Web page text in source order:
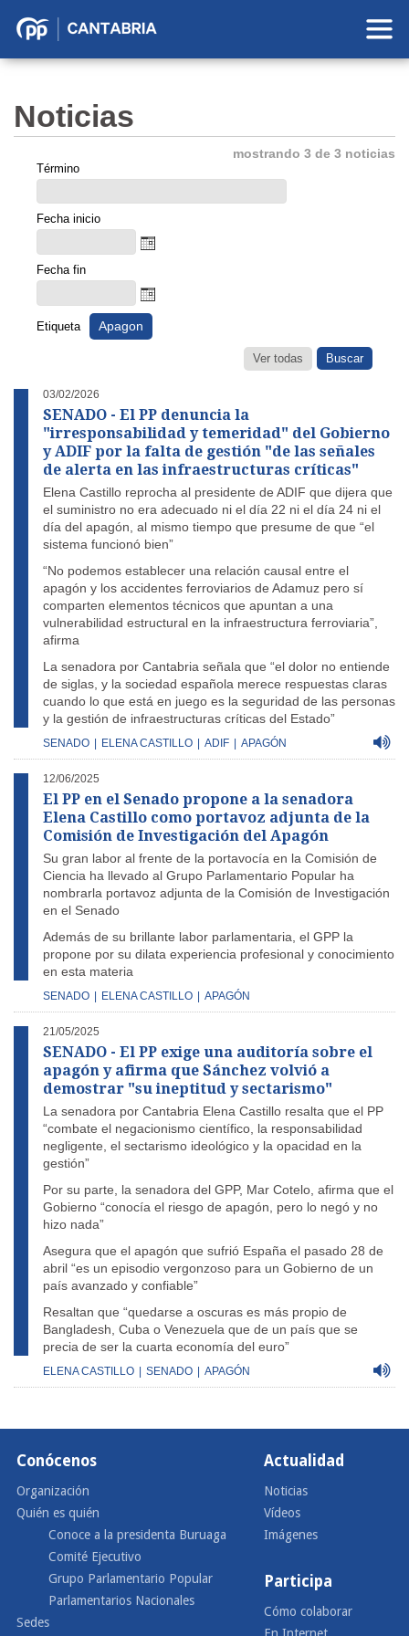
Partido
Cantabria
Noticias
mostrando 3 de 3 noticias
Término
Fecha inicio
Fecha fin
Etiqueta Apagon
Ver todas
03/02/2026
SENADO - El PP denuncia la
"irresponsabilidad y temeridad" del Gobierno
y ADIF por la falta de gestión "de las señales
de alerta en las infraestructuras críticas"
Elena Castillo reprocha al presidente de ADIF que dijera que
el suministro no era adecuado ni el día 22 ni el día 24 ni el
día del apagón, al mismo tiempo que presume de que “el
sistema funcionó bien”
“No podemos establecer una relación causal entre el
apagón y los accidentes ferroviarios de Adamuz pero sí
comparten elementos técnicos que apuntan a una
vulnerabilidad estructural en la infraestructura ferroviaria”,
afirma
La senadora por Cantabria señala que “el dolor no entiende
de siglas, y la sociedad española merece respuestas claras
cuando lo que está en juego es la seguridad de las personas
y la gestión de infraestructuras críticas del Estado”
SENADO ELENA CASTILLO ADIF APAGÓN
12/06/2025
El PP en el Senado propone a la senadora
Elena Castillo como portavoz adjunta de la
Comisión de Investigación del Apagón
Su gran labor al frente de la portavocía en la Comisión de
Ciencia ha llevado al Grupo Parlamentario Popular ha
nombrarla portavoz adjunta de la Comisión de Investigación
en el Senado
Además de su brillante labor parlamentaria, el GPP la
propone por su dilata experiencia profesional y conocimiento
en esta materia
SENADO ELENA CASTILLO APAGÓN
21/05/2025
SENADO - El PP exige una auditoría sobre el
apagón y afirma que Sánchez volvió a
demostrar "su ineptitud y sectarismo"
La senadora por Cantabria Elena Castillo resalta que el PP
“combate el negacionismo científico, la responsabilidad
negligente, el sectarismo ideológico y la opacidad en la
gestión”
Por su parte, la senadora del GPP, Mar Cotelo, afirma que el
Gobierno “conocía el riesgo de apagón, pero lo negó y no
hizo nada”
Asegura que el apagón que sufrió España el pasado 28 de
abril “es un episodio vergonzoso para un Gobierno de un
país avanzado y confiable”
Resaltan que “quedarse a oscuras es más propio de
Bangladesh, Cuba o Venezuela que de un país que se
precia de ser la cuarta economía del euro”
ELENA CASTILLO SENADO APAGÓN
Conócenos
Organización
Quién es quién
Conoce a la presidenta Buruaga
Comité Ejecutivo
Grupo Parlamentario Popular
Parlamentarios Nacionales
Sedes
Actualidad
Noticias
Vídeos
Imágenes
Participa
Cómo colaborar